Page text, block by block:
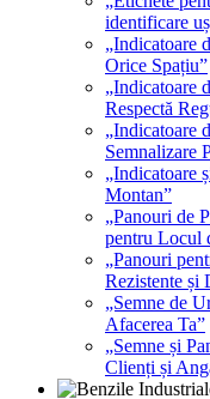
identificare
„Indicatoare
Orice Spațiu”
„Indicatoare
Respectă
„Indicatoare
Semnalizare
„Indicatoare
Montan”
„Panouri de
pentru Locul
„Panouri
Rezistente și
„Semne de
Afacerea Ta”
„Semne și
Clienți și